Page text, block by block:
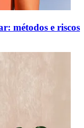
métodos e riscos